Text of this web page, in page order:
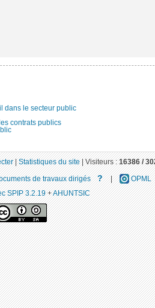
dans le secteur public
contrats publics
|Statistiques du site|Visiteurs :16386 /
de travaux dirigés ? | OPML
SPIP 3.2.19+AHUNTSIC